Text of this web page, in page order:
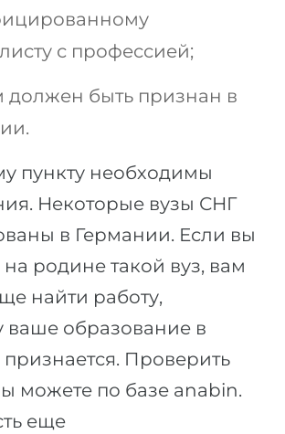
с профессией;
должен быть признан в
пункту необходимы
Некоторые вузы СНГ
в Германии. Если вы
родине такой вуз, вам
найти работу,
ваше образование в
Проверить
можете по базе anabin.
еще